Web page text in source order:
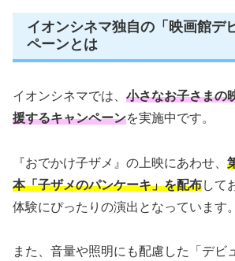
イオンシネマ独自の「映画館デ
ペーンとは
イオンシネマでは、 小さなお子さまの
援するキャンペーンを実施中です。
『おでかけ子ザメ』の上映にあわせ、
本「子ザメのパンケーキ」を配布して
体験にぴったりの演出となっています。
また、音量や照明にも配慮した「デビ